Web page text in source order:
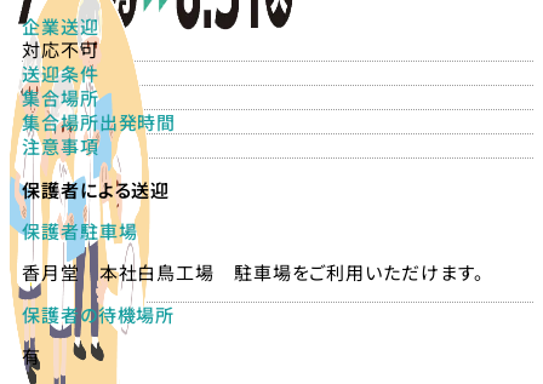
企業送迎
対応不可
送迎条件
集合場所
集合場所出発時間
注意事項
保護者による送迎
保護者駐車場
香月堂 本社白鳥工場 駐車場をご利用いただけます。
保護者の待機場所
有